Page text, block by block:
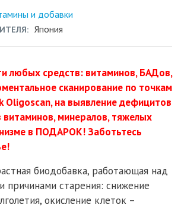
и добавки
Япония
любых средств: витаминов, БАДов,
сканирование по точкам
Oligoscan, на выявление дефицитов
витаминов, минералов, тяжелых
в ПОДАРОК! Заботьтесь
биодобавка, работающая над
причинами старения: снижение
окисление клеток –